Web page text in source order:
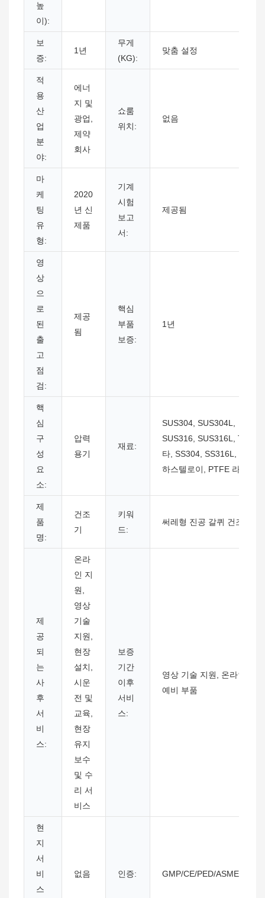
높
이):
보
증:
1년
무게
(KG):
맞춤 설정
적
용
산
업
분
야:
에너
지 및
광업,
제약
회사
쇼룸
위치:
없음
마
케
팅
유
형:
2020
년 신
제품
기계
시험
보고
서:
제공됨
영
상
으
로
된
출
고
점
검:
제공
됨
핵심
부품
보증:
1년
핵
심
구
성
요
소:
압력
용기
재료:
SUS304, SUS304L,
SUS316, SUS316L, Ti, 기
타, SS304, SS316L, 티타
하스텔로이, PTFE 라이닝
제
품
명:
건조
기
키워
드:
써레형 진공 갈퀴 건조기
제
공
되
는
사
후
서
비
스:
온라
인 지
원,
영상
기술
지원,
현장
설치,
시운
전 및
교육,
현장
유지
보수
및 수
리 서
비스
보증
기간
이후
서비
스:
영상 기술 지원, 온라인 지
예비 부품
현
지
서
비
스
없음 인증: GMP/CE/PED/ASME/